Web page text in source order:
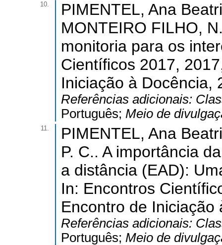
10.
PIMENTEL, Ana
MONTEIRO FILHO,
monitoria para os
Científicos 2017,
Iniciação à Docência,
Referências adicionais:
Português; Meio de
11.
PIMENTEL, Ana
P. C.. A importância
a distância (EAD):
In: Encontros
Encontro de
Referências adicionais:
Português; Meio de